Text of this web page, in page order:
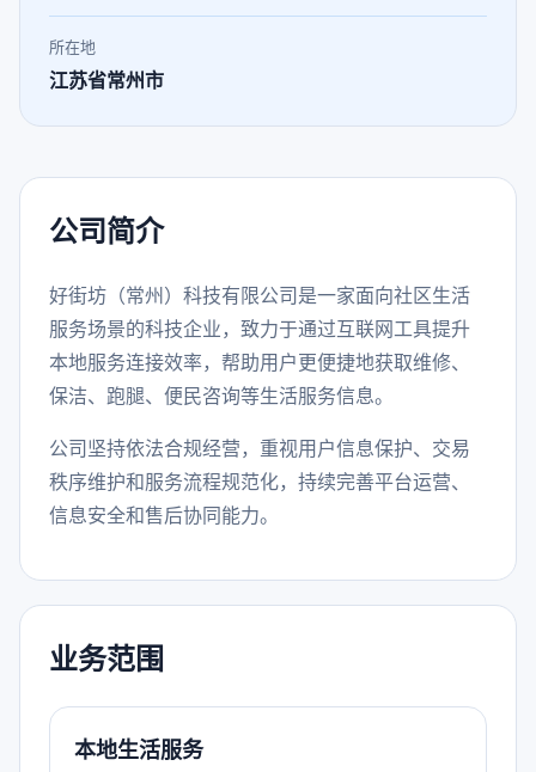
所在地
江苏省常州市
公司简介
好街坊（常州）科技有限公司是一家面向社区生活
服务场景的科技企业，致力于通过互联网工具提升
本地服务连接效率，帮助用户更便捷地获取维修、
保洁、跑腿、便民咨询等生活服务信息。
公司坚持依法合规经营，重视用户信息保护、交易
秩序维护和服务流程规范化，持续完善平台运营、
信息安全和售后协同能力。
业务范围
本地生活服务